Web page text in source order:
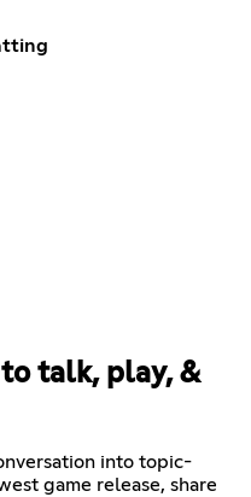
talk, play, &
into topic-
game release, share